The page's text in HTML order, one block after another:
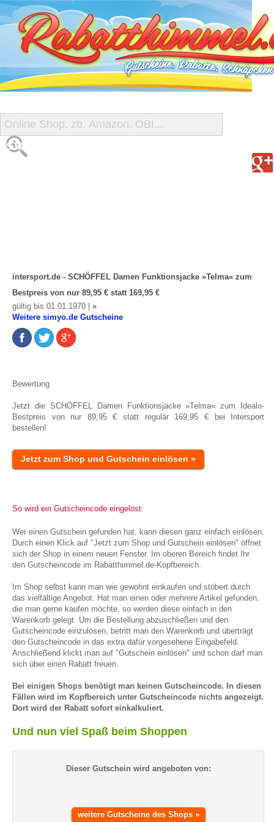
START
intersport.de - SCHÖFFEL Damen Funktionsjacke »Telma« zum
Bestpreis von nur 89,95 € statt 169,95 €
gültig bis 01.01.1970 | »
Weitere simyo.de Gutscheine
Bewertung
Jetzt die SCHÖFFEL Damen Funktionsjacke »Telma« zum Idealo-
Bestpreis von nur 89,95 € statt regulär 169,95 € bei Intersport
bestellen!
Jetzt zum Shop und Gutschein einlösen »
So wird ein Gutscheincode eingelöst:
Wer einen Gutschein gefunden hat, kann diesen ganz einfach einlösen.
Durch einen Klick auf "Jetzt zum Shop und Gutschein einlösen" öffnet
sich der Shop in einem neuen Fenster. Im oberen Bereich findet Ihr
den Gutscheincode im Rabatthimmel.de-Kopfbereich.
Im Shop selbst kann man wie gewohnt einkaufen und stöbert durch
das vielfältige Angebot. Hat man einen oder mehrere Artikel gefunden,
die man gerne kaufen möchte, so werden diese einfach in den
Warenkorb gelegt. Um die Bestellung abzuschließen und den
Gutscheincode einzulösen, betritt man den Warenkorb und überträgt
den Gutscheincode in das extra dafür vorgesehene Eingabefeld.
Anschließend klickt man auf "Gutschein einlösen" und schon darf man
sich über einen Rabatt freuen.
Bei einigen Shops benötigt man keinen Gutscheincode. In diesen
Fällen wird im Kopfbereich unter Gutscheincode nichts angezeigt.
Dort wird der Rabatt sofort einkalkuliert.
Und nun viel Spaß beim Shoppen
Dieser Gutschein wird angeboten von:
weitere Gutscheine des Shops »